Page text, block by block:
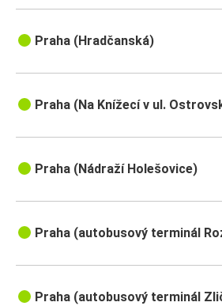
Praha (Hradčanská)
Praha (Na Knížecí v ul.
Praha (Nádraží Holešovice)
Praha (autobusový terminál
Praha (autobusový terminál